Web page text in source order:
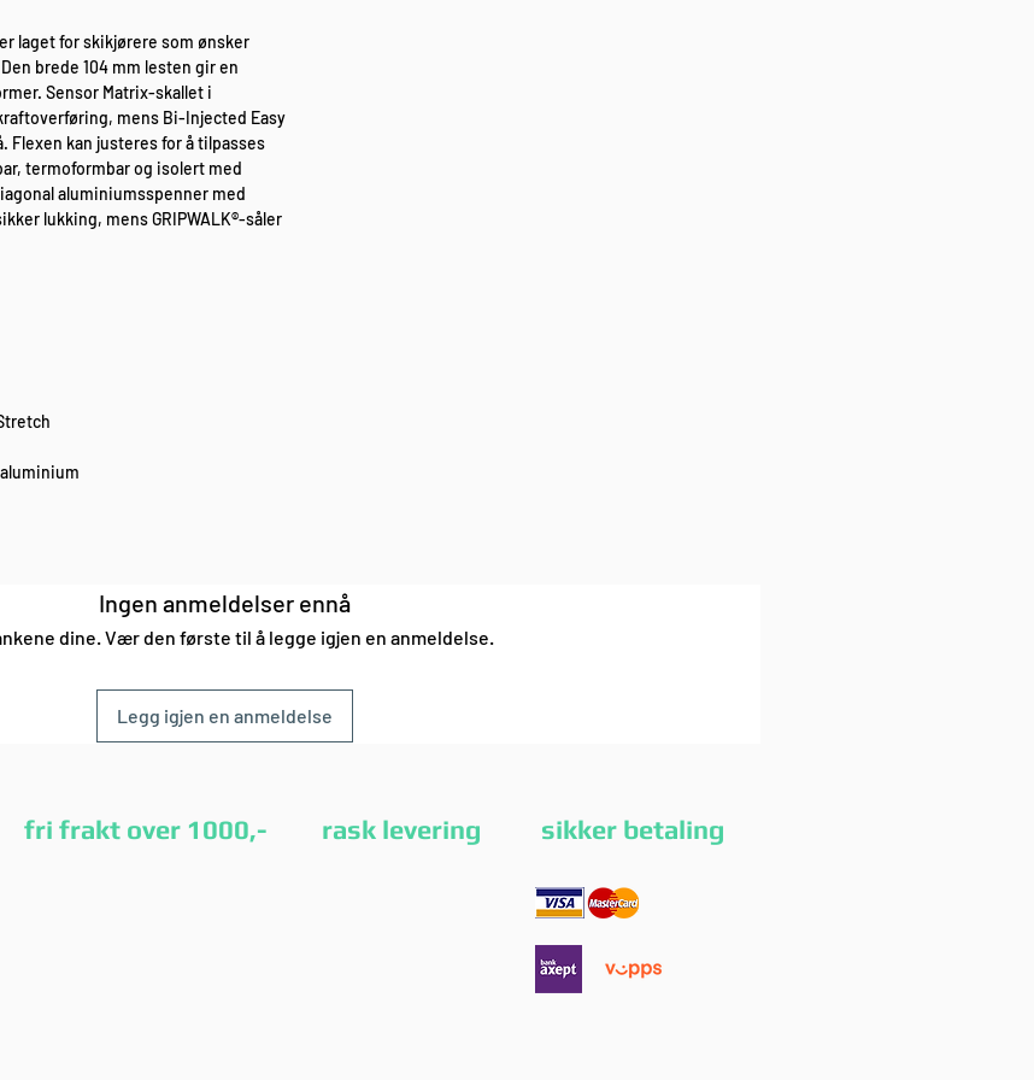
laget for skikjørere som ønsker
brede 104 mm lesten gir en
Sensor Matrix-skallet i
mens Bi-Injected Easy
Flexen kan justeres for å tilpasses
termoformbar og isolert med
aluminiumsspenner med
lukking, mens GRIPWALK®-såler
Ingen anmeldelser ennå
dine. Vær den første til å legge igjen en anmeldelse.
Legg igjen en anmeldelse
fri frakt over 1000,- rask levering sikker betaling